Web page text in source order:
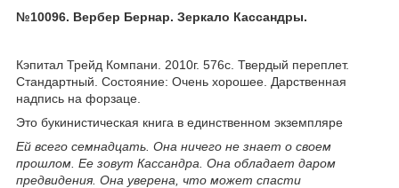
№10096. Вербер Бернар. Зеркало Кассандры.
Кэпитал Трейд Компани. 2010г. 576с. Твердый переплет.
Стандартный. Состояние: Очень хорошее. Дарственная
надпись на форзаце.
Это букинистическая книга в единственном экземпляре
Ей всего семнадцать. Она ничего не знает о своем
прошлом. Ее зовут Кассандра. Она обладает даром
предвидения. Она уверена, что может спасти